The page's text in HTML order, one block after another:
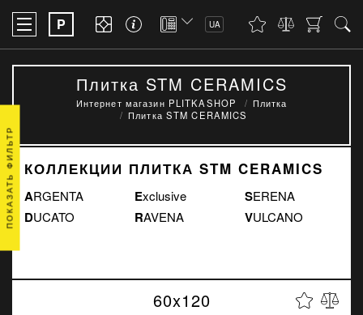
P UA
Плитка STM CERAMICS
Интернет магазин PLITKASHOP
Плитка
Плитка STM CERAMICS
КОЛЛЕКЦИИ ПЛИТКА STM CERAMICS
ARGENTA
DUCATO
Exclusive
RAVENA
SERENA
VULCANO
60x120
ПОКАЗАТЬ ФИЛЬТР